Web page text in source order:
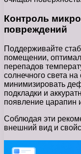
Контроль
повреждений
Поддерживайте
помещении,
перепадов
солнечного света
минимизировать
подкладки и
появление царапин
Соблюдая эти
внешний вид и